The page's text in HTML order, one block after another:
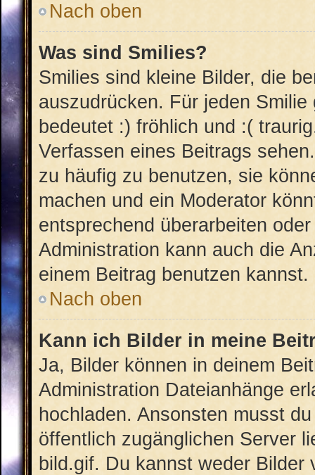
Nach oben
Was sind Smilies?
Smilies sind kleine Bilder, die
auszudrücken. Für jeden
bedeutet :) fröhlich und :(
Verfassen eines Beitrags
zu häufig zu benutzen, sie
machen und ein Moderator
entsprechend überarbeiten
Administration kann auch die
einem Beitrag benutzen kannst.
Nach oben
Kann ich Bilder in meine
Ja, Bilder können in deinem
Administration Dateianhänge
hochladen. Ansonsten musst
öffentlich zugänglichen Server
bild.gif. Du kannst weder